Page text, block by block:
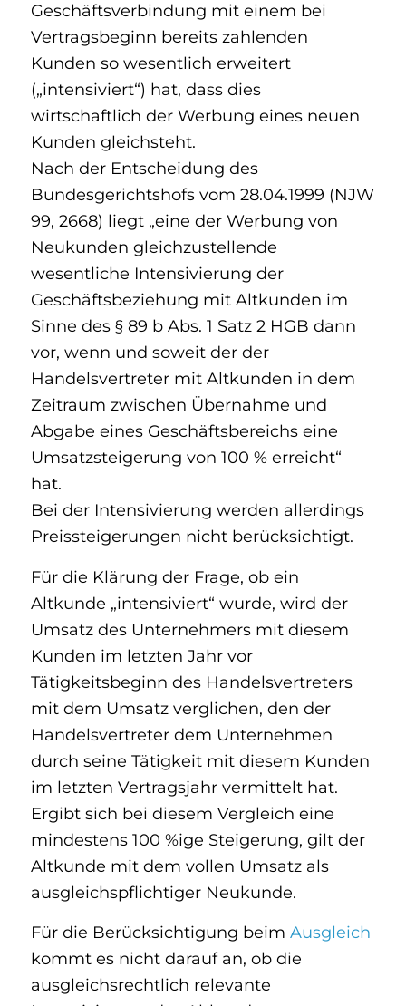
Geschäftsverbindung mit einem bei
Vertragsbeginn bereits zahlenden
Kunden so wesentlich erweitert
(„intensiviert“) hat, dass dies
wirtschaftlich der Werbung eines neuen
Kunden gleichsteht.
Nach der Entscheidung des
Bundesgerichtshofs vom 28.04.1999 (NJW
99, 2668) liegt „eine der Werbung von
Neukunden gleichzustellende
wesentliche Intensivierung der
Geschäftsbeziehung mit Altkunden im
Sinne des § 89 b Abs. 1 Satz 2 HGB dann
vor, wenn und soweit der der
Handelsvertreter mit Altkunden in dem
Zeitraum zwischen Übernahme und
Abgabe eines Geschäftsbereichs eine
Umsatzsteigerung von 100 % erreicht“
hat.
Bei der Intensivierung werden allerdings
Preissteigerungen nicht berücksichtigt.
Für die Klärung der Frage, ob ein
Altkunde „intensiviert“ wurde, wird der
Umsatz des Unternehmers mit diesem
Kunden im letzten Jahr vor
Tätigkeitsbeginn des Handelsvertreters
mit dem Umsatz verglichen, den der
Handelsvertreter dem Unternehmen
durch seine Tätigkeit mit diesem Kunden
im letzten Vertragsjahr vermittelt hat.
Ergibt sich bei diesem Vergleich eine
mindestens 100 %ige Steigerung, gilt der
Altkunde mit dem vollen Umsatz als
ausgleichspflichtiger Neukunde.
Für die Berücksichtigung beim Ausgleich
kommt es nicht darauf an, ob die
ausgleichsrechtlich relevante